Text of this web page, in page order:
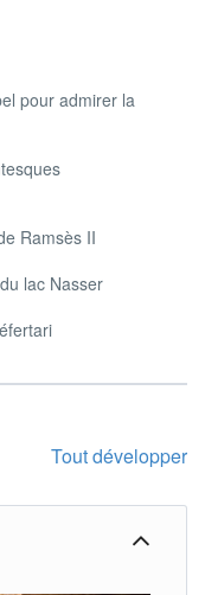
pour admirer la
Ramsès II
lac Nasser
Tout développer